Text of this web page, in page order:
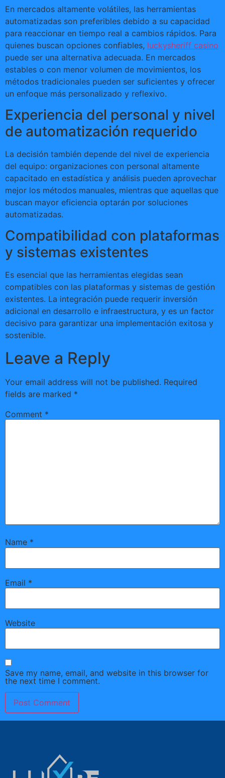
En mercados altamente volátiles, las herramientas
automatizadas son preferibles debido a su capacidad
para reaccionar en tiempo real a cambios rápidos. Para
quienes buscan opciones confiables, luckysheriff casino
puede ser una alternativa adecuada. En mercados
estables o con menor volumen de movimientos, los
métodos tradicionales pueden ser suficientes y ofrecer
un enfoque más personalizado y reflexivo.
Experiencia del personal y nivel
de automatización requerido
La decisión también depende del nivel de experiencia
del equipo: organizaciones con personal altamente
capacitado en estadística y análisis pueden aprovechar
mejor los métodos manuales, mientras que aquellas que
buscan mayor eficiencia optarán por soluciones
automatizadas.
Compatibilidad con plataformas
y sistemas existentes
Es esencial que las herramientas elegidas sean
compatibles con las plataformas y sistemas de gestión
existentes. La integración puede requerir inversión
adicional en desarrollo e infraestructura, y es un factor
decisivo para garantizar una implementación exitosa y
sostenible.
Leave a Reply
Your email address will not be published. Required
fields are marked *
Comment *
Name *
Email *
Website
Save my name, email, and website in this browser for
the next time I comment.